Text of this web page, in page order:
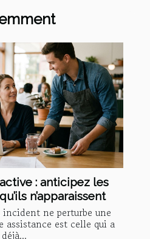
: anticipez les
n’apparaissent
incident ne perturbe une
est celle qui a
déjà...